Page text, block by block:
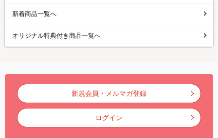
新着商品一覧へ
オリジナル特典付き商品一覧へ
新規会員・メルマガ登録
ログイン